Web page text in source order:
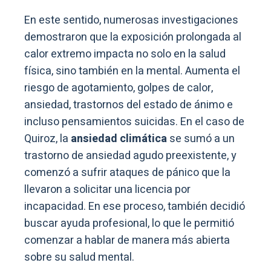
En este sentido, numerosas investigaciones
demostraron que la exposición prolongada al
calor extremo impacta no solo en la salud
física, sino también en la mental. Aumenta el
riesgo de agotamiento, golpes de calor,
ansiedad, trastornos del estado de ánimo e
incluso pensamientos suicidas. En el caso de
Quiroz, la ansiedad climáticase sumó a un
trastorno de ansiedad agudo preexistente, y
comenzó a sufrir ataques de pánico que la
llevaron a solicitar una licencia por
incapacidad. En ese proceso, también decidió
buscar ayuda profesional, lo que le permitió
comenzar a hablar de manera más abierta
sobre su salud mental.